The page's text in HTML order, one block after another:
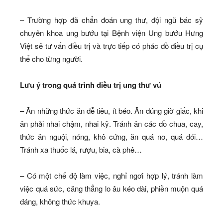
– Trường hợp đã chẩn đoán ung thư, đội ngũ bác sỹ
chuyên khoa ung bướu tại Bệnh viện Ung bướu Hưng
Việt sẽ tư vấn điều trị và trực tiếp có phác đồ điều trị cụ
thể cho từng người.
Lưu ý trong quá trình điều trị ung thư vú
– Ăn những thức ăn dễ tiêu, ít béo. Ăn đúng giờ giấc, khi
ăn phải nhai chậm, nhai kỹ. Tránh ăn các đồ chua, cay,
thức ăn nguội, nóng, khô cứng, ăn quá no, quá đói…
Tránh xa thuốc lá, rượu, bia, cà phê…
– Có một chế độ làm việc, nghỉ ngơi hợp lý, tránh làm
việc quá sức, căng thẳng lo âu kéo dài, phiền muộn quá
đáng, không thức khuya.